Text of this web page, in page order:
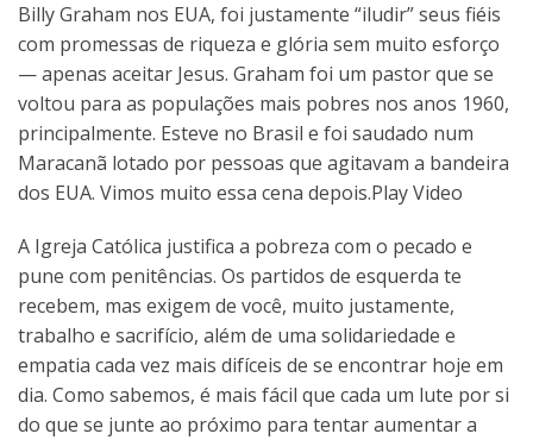
Billy Graham nos EUA, foi justamente “iludir” seus fiéis
com promessas de riqueza e glória sem muito esforço
— apenas aceitar Jesus. Graham foi um pastor que se
voltou para as populações mais pobres nos anos 1960,
principalmente. Esteve no Brasil e foi saudado num
Maracanã lotado por pessoas que agitavam a bandeira
dos EUA. Vimos muito essa cena depois.Play Video
A Igreja Católica justifica a pobreza com o pecado e
pune com penitências. Os partidos de esquerda te
recebem, mas exigem de você, muito justamente,
trabalho e sacrifício, além de uma solidariedade e
empatia cada vez mais difíceis de se encontrar hoje em
dia. Como sabemos, é mais fácil que cada um lute por si
do que se junte ao próximo para tentar aumentar a